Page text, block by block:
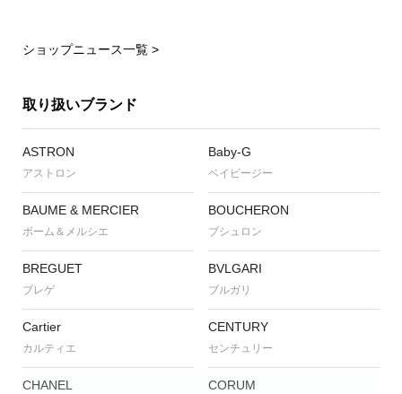
ショップニュース一覧 >
取り扱いブランド
ASTRON
アストロン
Baby-G
ベイビージー
BAUME & MERCIER
ボーム＆メルシエ
BOUCHERON
ブシュロン
BREGUET
ブレゲ
BVLGARI
ブルガリ
Cartier
カルティエ
CENTURY
センチュリー
CHANEL CORUM